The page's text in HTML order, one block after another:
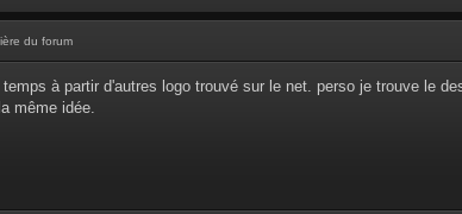
du forum
à partir d'autres logo trouvé sur le net. perso je trouve le
même idée.